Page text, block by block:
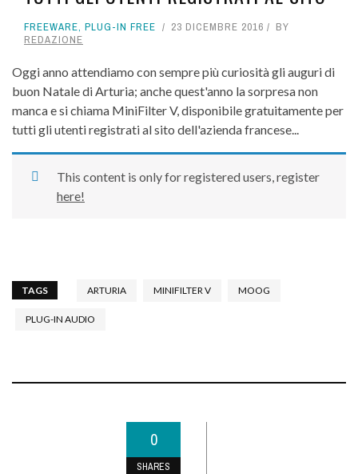
FREEWARE, PLUG-IN FREE 23 DICEMBRE 2016
BY
REDAZIONE
Oggi anno attendiamo con sempre più curiosità gli auguri di
buon Natale di Arturia; anche quest'anno la sorpresa non
manca e si chiama MiniFilter V, disponibile gratuitamente per
tutti gli utenti registrati al sito dell'azienda francese...
This content is only for registered users, register
here!
TAGS ARTURIA MINIFILTER V MOOG
PLUG-IN AUDIO
0
SHARES